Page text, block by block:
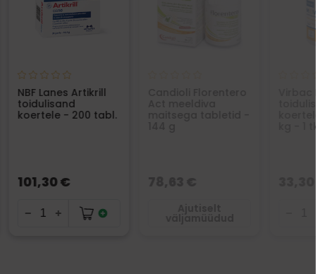
NBF Lanes Artikrill
toidulisand
koertele - 200 tabl.
101,30 €
kg - 1